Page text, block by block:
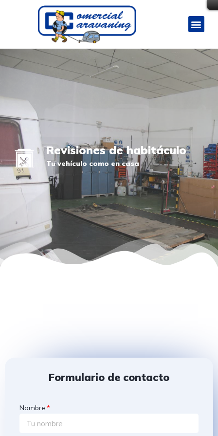
Revisiones de habitáculo
Tu vehículo como en casa
Formulario de contacto
Nombre